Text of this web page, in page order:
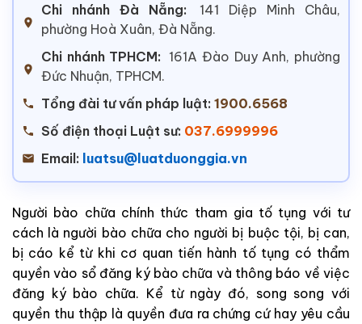
Chi nhánh Đà Nẵng:
141 Diệp Minh Châu,
phường Hoà Xuân, Đà Nẵng.
Chi nhánh TPHCM: 161A Đào Duy Anh, phường
Đức Nhuận, TPHCM.
Tổng đài tư vấn pháp luật: 1900.6568
Số điện thoại Luật sư: 037.6999996
Email: luatsu@luatduonggia.vn
Người bào chữa chính thức tham gia tố tụng với tư
cách là người bào chữa cho người bị buộc tội, bị can,
bị cáo kể từ khi cơ quan tiến hành tố tụng có thẩm
quyềnvào sổ đăng ký bào chữa và thông báo vềviệc
đăng ký bào chữa. Kể từ ngày đó, song songvới
quyền thu thập là quyền đưa ra chứng cứ hay yêu cầu